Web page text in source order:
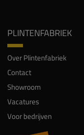
PLINTENFABRIEK
Over Plintenfabriek
Contact
Showroom
Vacatures
Voor bedrijven